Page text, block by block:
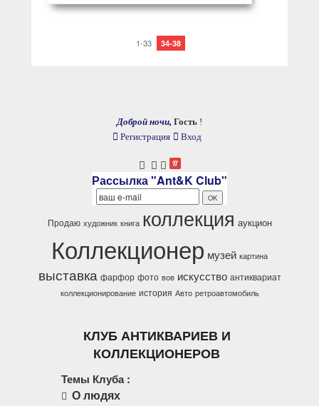
1-33 34-38
Доброй ночи, Гость !
Регистрация
Вход
Рассылка "Ant&K Club"
Продаю художник книга коллекция аукцион
Коллекционер музей картина
выставка фарфор фото вов искусство антиквариат
коллекционирование история Авто ретроавтомобиль
КЛУБ АНТИКВАРИЕВ И
КОЛЛЕКЦИОНЕРОВ
Темы Клуба :
О людях